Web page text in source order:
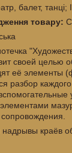
балет, танці;
товару:
своей целью
её элементы
разбор
краёв